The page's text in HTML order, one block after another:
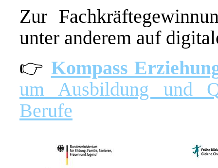
Zur
unter anderem auf
👉 Kompass
um Ausbildung und
Berufe